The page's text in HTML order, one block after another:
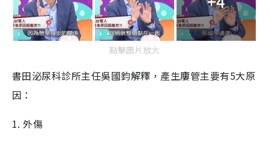
點擊圖片放大
書田泌尿科診所主任吳國鈞解釋，產生廔管主要有5大原
因：
1. 外傷